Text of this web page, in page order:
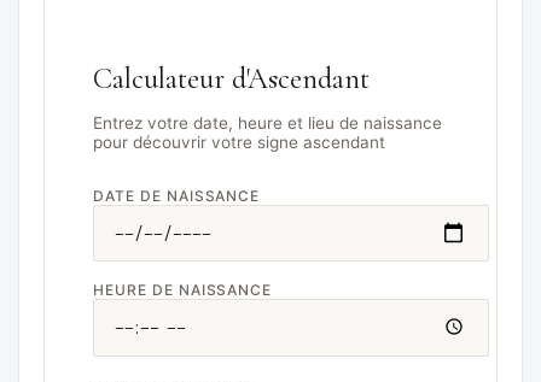
Calculateur d'Ascendant
Entrez votre date, heure et lieu de naissance
pour découvrir votre signe ascendant
DATE DE NAISSANCE
HEURE DE NAISSANCE